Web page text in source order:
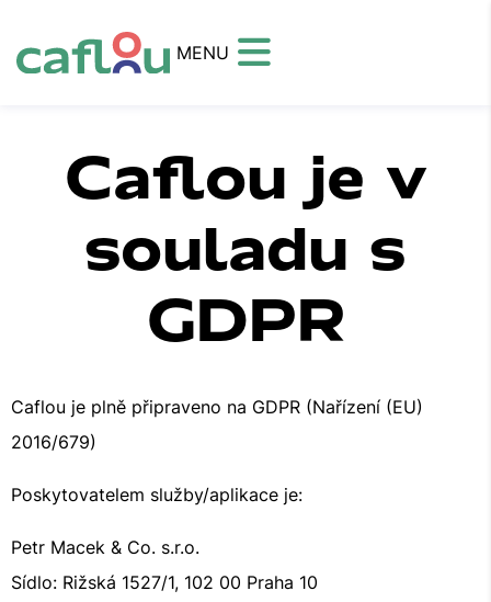
MENU
Caflou je v
souladu s
GDPR
Caflou je plně připraveno na GDPR (Nařízení (EU)
2016/679)
Poskytovatelem služby/aplikace je:
Petr Macek & Co. s.r.o.
Sídlo: Rižská 1527/1, 102 00 Praha 10